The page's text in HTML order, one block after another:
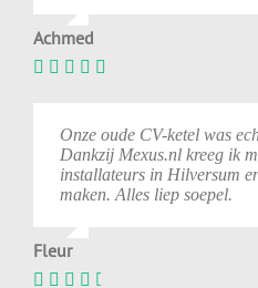
Achmed
Onze oude CV-ketel was
Dankzij Mexus.nl kreeg ik
installateurs in Hilversum
maken. Alles liep soepel.
Fleur